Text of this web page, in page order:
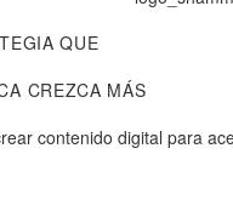
QUE
CREZCA MÁS
contenido digital para